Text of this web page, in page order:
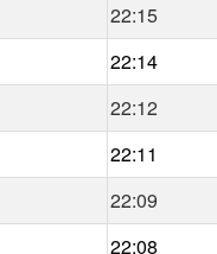
22:15
22:14
22:12
22:11
22:09
22:08